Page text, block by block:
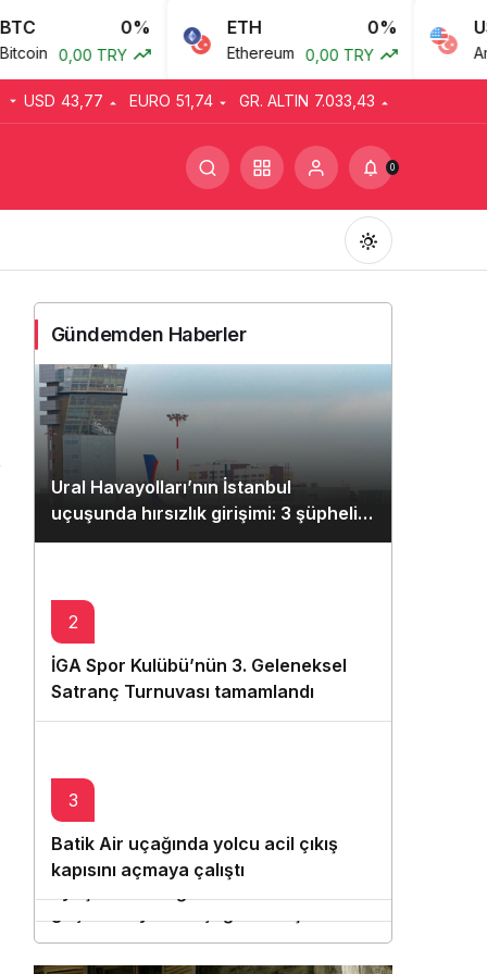
0,00 TRY
ETH
Ethereum 0,00 TRY
USD
USD 43,77 EURO 51,74 GR. ALTIN 7.033,43
0
Gündüz Modu
Gündüz modunu seçin.
Gece Modu
Gece modunu seçin.
Gündemden Haberler
Ural Havayolları’nın İstanbul
uçuşunda hırsızlık girişimi: 3 şüpheli
polise teslim edildi
2
İGA Spor Kulübü’nün 3. Geleneksel
Satranç Turnuvası tamamlandı
3
Batik Air uçağında yolcu acil çıkış
kapısını açmaya çalıştı
4
Uçaktan 26 kez tütün çalan
sonunda yakalandı
5
Manchester Havalimanı’nda uçuşa
engellemeye çalıştı